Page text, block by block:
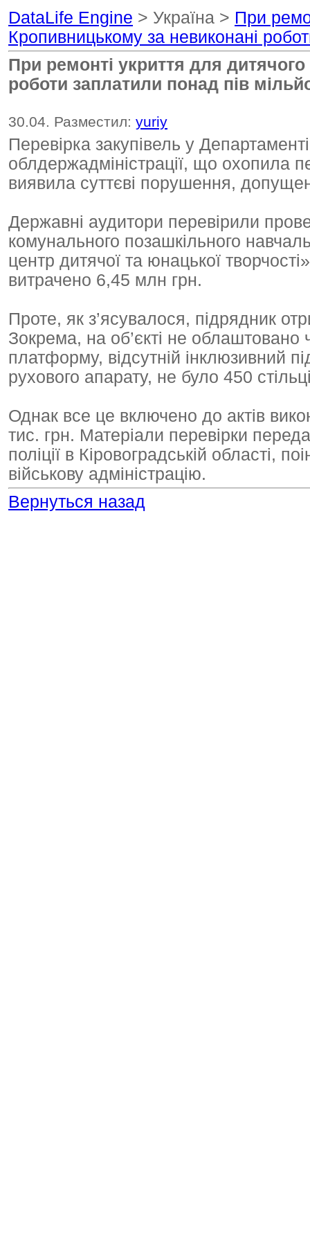
DataLife Engine > Україна > При
Кропивницькому за невиконані
При ремонті укриття для
роботи заплатили понад пів
30.04. Разместил: yuriy
Перевірка закупівель у
облдержадміністрації, що охопила
виявила суттєві порушення,
Державні аудитори перевірили
комунального позашкільного
центр дитячої та юнацької
витрачено 6,45 млн грн.
Проте, як з’ясувалося, підрядник
Зокрема, на об’єкті не облаштовано
платформу, відсутній інклюзивний
рухового апарату, не було 450
Однак все це включено до актів
тис. грн. Матеріали перевірки
поліції в Кіровоградській області,
військову адміністрацію.
Вернуться назад